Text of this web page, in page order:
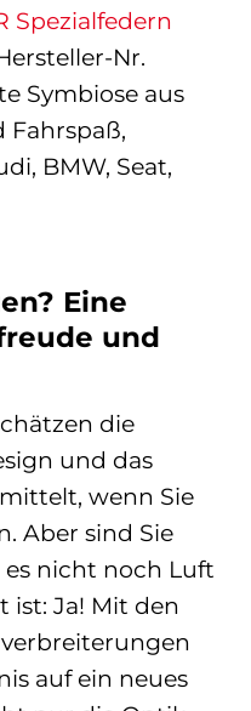
Spezialfedern
Nr.
Symbiose aus
Fahrspaß,
BMW, Seat,
Eine
und
die
und das
wenn Sie
Aber sind Sie
nicht noch Luft
ist: Ja! Mit den
auf ein neues